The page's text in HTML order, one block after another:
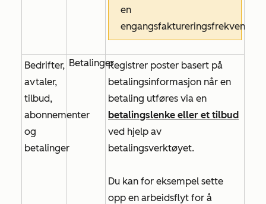
en
engangsfaktureringsfrekvens.
Bedrifter,
avtaler,
tilbud,
abonnementer
og
betalinger
BetalingerRegistrer poster basert på
betalingsinformasjon når en
betaling utføres via en
betalingslenke eller et tilbud
ved hjelp av
betalingsverktøyet.
Du kan for eksempel sette
opp en arbeidsflyt for å